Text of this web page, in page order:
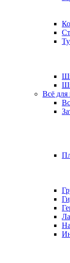
Всё для